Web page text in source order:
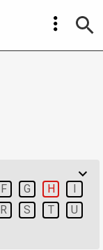
F G H
I
R S T
U